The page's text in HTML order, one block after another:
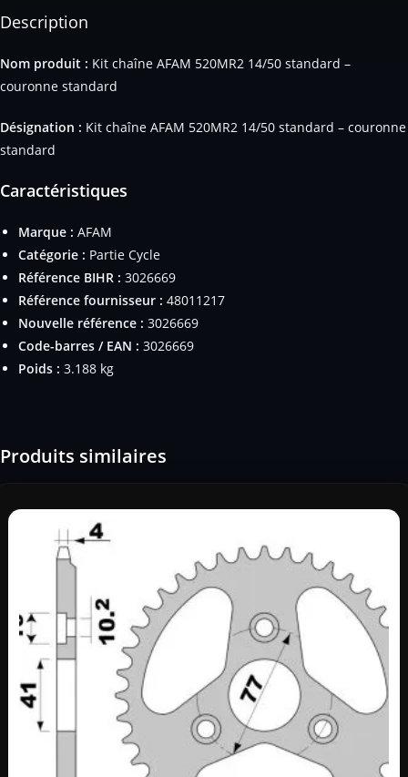
Description
Nom produit : Kit chaîne AFAM 520MR2 14/50 standard –
couronne standard
Désignation : Kit chaîne AFAM 520MR2 14/50 standard – couronne
standard
Caractéristiques
Marque : AFAM
Catégorie : Partie Cycle
Référence BIHR : 3026669
Référence fournisseur : 48011217
Nouvelle référence : 3026669
Code-barres / EAN : 3026669
Poids : 3.188 kg
Produits similaires